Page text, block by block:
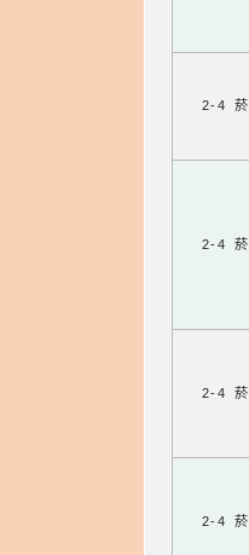
2-4 菸
2-4 菸
2-4 菸
2-4 菸